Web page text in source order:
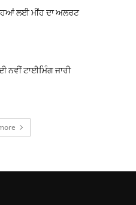
ਲਈ ਮੀਂਹ ਦਾ ਅਲਰਟ
ਨਵੀਂ ਟਾਈਮਿੰਗ ਜਾਰੀ